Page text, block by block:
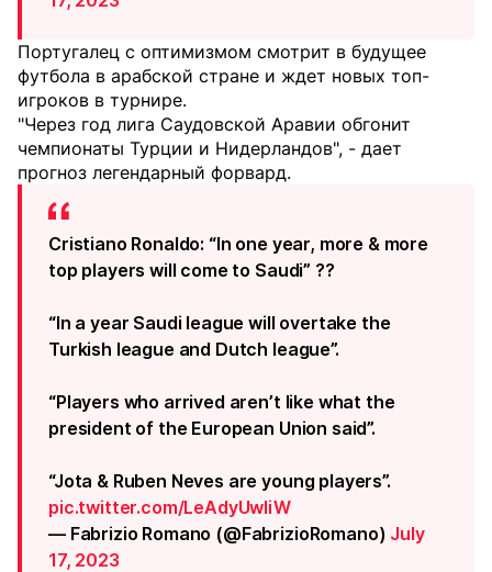
Португалец с оптимизмом смотрит в будущее
футбола в арабской стране и ждет новых топ-
игроков в турнире.
"Через год лига Саудовской Аравии обгонит
чемпионаты Турции и Нидерландов", - дает
прогноз легендарный форвард.
Cristiano Ronaldo: “In one year, more & more
top players will come to Saudi” ??
“In a year Saudi league will overtake the
Turkish league and Dutch league”.
“Players who arrived aren’t like what the
president of the European Union said”.
“Jota & Ruben Neves are young players”.
pic.twitter.com/LeAdyUwliW
— Fabrizio Romano (@FabrizioRomano) July
17, 2023